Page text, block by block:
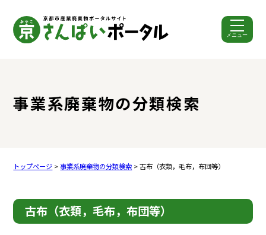
メニュー
事業系廃棄物の分類検索
トップページ >事業系廃棄物の分類検索 > 古布（衣類，毛布，布団等）
古布（衣類，毛布，布団等）